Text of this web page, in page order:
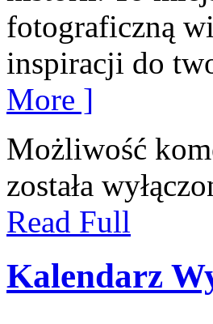
fotograficzną
inspiracji do
More ]
Możliwość
została
Read Full
Kalendarz